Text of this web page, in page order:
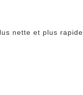
nette et plus rapide.